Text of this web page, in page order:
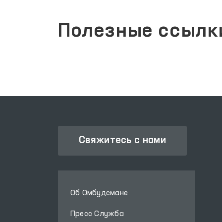
Полезные
Свяжитесь с нами
Об Омбудсмане
Пресс Служба